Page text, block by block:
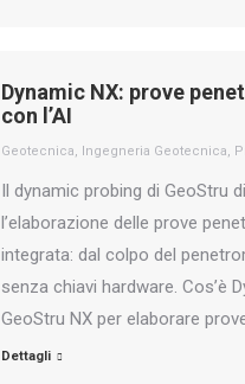
Dynamic NX: prove
con l’AI
Geotecnica, Ingegneria Geotecnica,
Il dynamic probing di GeoStru
l’elaborazione delle prove
integrata: dal colpo del
senza chiavi hardware. Cos’è
GeoStru NX per elaborare
Dettagli